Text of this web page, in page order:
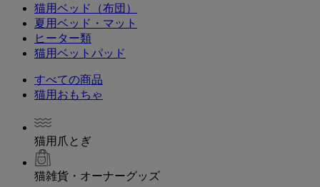
猫用ベッド（布団）
夏用ベッド・マット
ヒーター類
猫用ベットパッド
すべての商品
猫用おもちゃ
猫用爪とぎ
猫雑貨・オーナーグッズ